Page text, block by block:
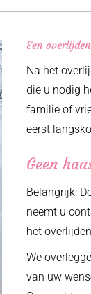
Een
Na het
die u nodig
familie of
eerst
Geen
Belangrijk:
neemt u
het
We
van uw